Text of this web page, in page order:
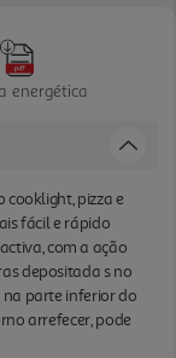
energética
cooklight, pizza e
fácil e rápido
com a ação
depositada s no
parte inferior do
arrefecer, pode